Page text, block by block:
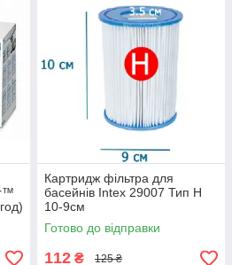
Картридж фільтра для
басейнів Intex 29007 Тип H
10-9см
Готово до відправки
112 ₴ 125 ₴